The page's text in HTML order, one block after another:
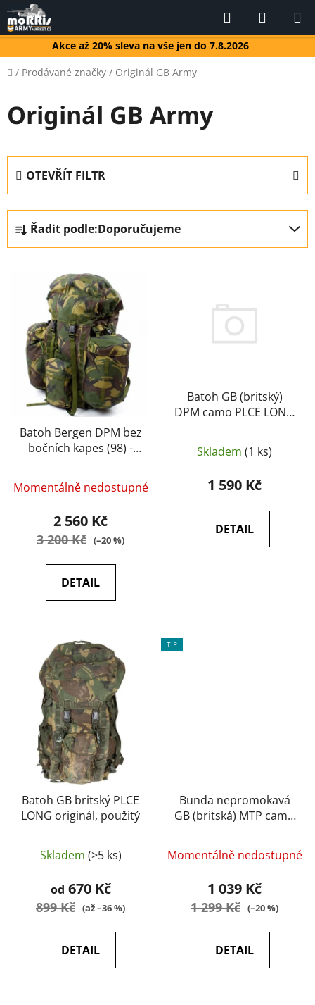
Přejít
na
obsah
Akce až 20% sleva na vše jen do 7.8.2026
Hledat
KOŠÍK
Domů
/ Prodávané značky / Originál GB Army
Originál GB Army
OTEVŘÍT FILTR
Ř
a
z
Řadit podle:Doporučujeme
ů
Batoh Bergen DPM bez
bočních kapes (98) -
(originál)
Momentálně nedostupné
2 560 Kč
3 200 Kč (–20 %)
DETAIL
Batoh GB (britský)
DPM camo PLCE LONG
použitý)
Skladem (1 ks)
1 590 Kč
DETAIL
Batoh GB britský PLCE
LONG originál, použitý
Skladem (>5 ks)
od 670 Kč
899 Kč (až –36 %)
DETAIL
TIP
Bunda nepromokavá
GB (britská) MTP camo
M
Momentálně nedostupné
1 039 Kč
1 299 Kč (–20 %)
DETAIL